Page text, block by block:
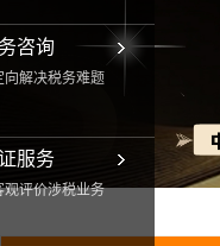
咨询
向解决税务难题
服务
观评价涉税业务